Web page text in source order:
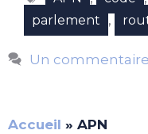
parlement ,
Un commentaire
Accueil » APN